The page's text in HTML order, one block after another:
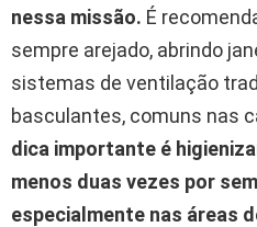
nessa missão. É
sempre arejado, abrindo
sistemas de ventilação
basculantes, comuns nas
dica importante é
menos duas vezes por
especialmente nas áreas